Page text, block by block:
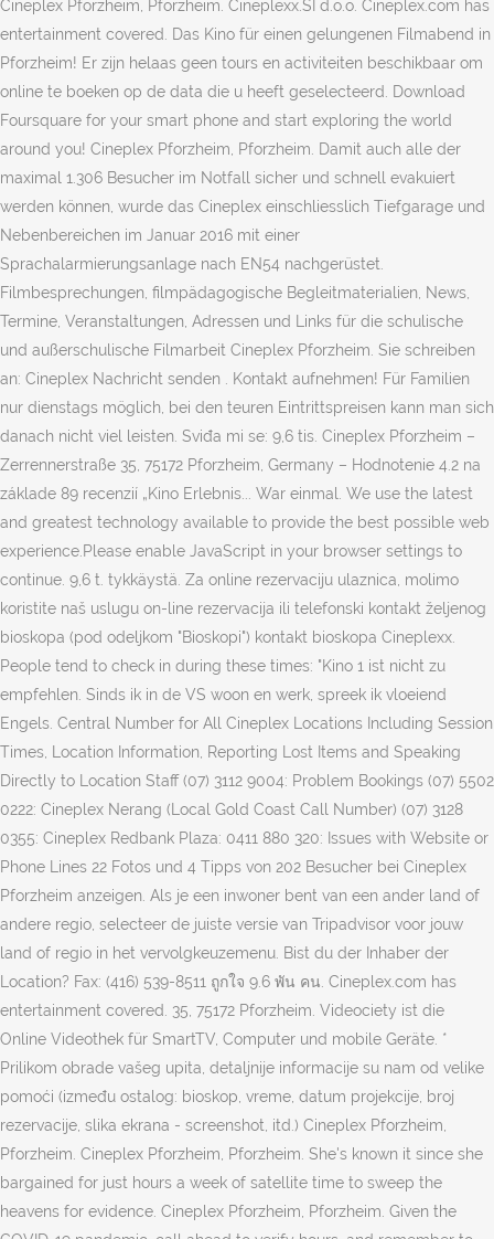
Cineplex Pforzheim, Pforzheim. Cineplexx.SI d.o.o. Cineplex.com has
entertainment covered. Das Kino für einen gelungenen Filmabend in
Pforzheim! Er zijn helaas geen tours en activiteiten beschikbaar om
online te boeken op de data die u heeft geselecteerd. Download
Foursquare for your smart phone and start exploring the world
around you! Cineplex Pforzheim, Pforzheim. Damit auch alle der
maximal 1.306 Besucher im Notfall sicher und schnell evakuiert
werden können, wurde das Cineplex einschliesslich Tiefgarage und
Nebenbereichen im Januar 2016 mit einer
Sprachalarmierungsanlage nach EN54 nachgerüstet.
Filmbesprechungen, filmpädagogische Begleitmaterialien, News,
Termine, Veranstaltungen, Adressen und Links für die schulische
und außerschulische Filmarbeit Cineplex Pforzheim. Sie schreiben
an: Cineplex Nachricht senden . Kontakt aufnehmen! Für Familien
nur dienstags möglich, bei den teuren Eintrittspreisen kann man sich
danach nicht viel leisten. Sviđa mi se: 9,6 tis. Cineplex Pforzheim –
Zerrennerstraße 35, 75172 Pforzheim, Germany – Hodnotenie 4.2 na
základe 89 recenzií „Kino Erlebnis... War einmal. We use the latest
and greatest technology available to provide the best possible web
experience.Please enable JavaScript in your browser settings to
continue. 9,6 t. tykkäystä. Za online rezervaciju ulaznica, molimo
koristite naš uslugu on-line rezervacija ili telefonski kontakt željenog
bioskopa (pod odeljkom "Bioskopi") kontakt bioskopa Cineplexx.
People tend to check in during these times: "Kino 1 ist nicht zu
empfehlen. Sinds ik in de VS woon en werk, spreek ik vloeiend
Engels. Central Number for All Cineplex Locations Including Session
Times, Location Information, Reporting Lost Items and Speaking
Directly to Location Staff (07) 3112 9004: Problem Bookings (07) 5502
0222: Cineplex Nerang (Local Gold Coast Call Number) (07) 3128
0355: Cineplex Redbank Plaza: 0411 880 320: Issues with Website or
Phone Lines 22 Fotos und 4 Tipps von 202 Besucher bei Cineplex
Pforzheim anzeigen. Als je een inwoner bent van een ander land of
andere regio, selecteer de juiste versie van Tripadvisor voor jouw
land of regio in het vervolgkeuzemenu. Bist du der Inhaber der
Location? Fax: (416) 539-8511 ถูกใจ 9.6 พัน คน. Cineplex.com has
entertainment covered. 35, 75172 Pforzheim. Videociety ist die
Online Videothek für SmartTV, Computer und mobile Geräte. *
Prilikom obrade vašeg upita, detaljnije informacije su nam od velike
pomoći (između ostalog: bioskop, vreme, datum projekcije, broj
rezervacije, slika ekrana - screenshot, itd.) Cineplex Pforzheim,
Pforzheim. Cineplex Pforzheim, Pforzheim. She's known it since she
bargained for just hours a week of satellite time to sweep the
heavens for evidence. Cineplex Pforzheim, Pforzheim. Given the